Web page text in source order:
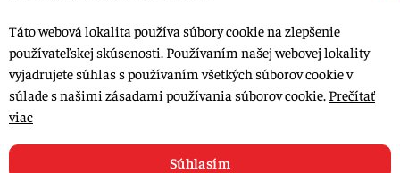
Kontakt
© 2015-2026, LIANA GOLIAŠ s.r.o. všetky práva vyhradené.
Upraviť nastavenia Cookies
Táto webová lokalita používa súbory cookie na zlepšenie
používateľskej skúsenosti. Používaním našej webovej lokality
vyjadrujete súhlas s používaním všetkých súborov cookie v
súlade s našimi zásadami používania súborov cookie. Prečítať
viac
Súhlasím